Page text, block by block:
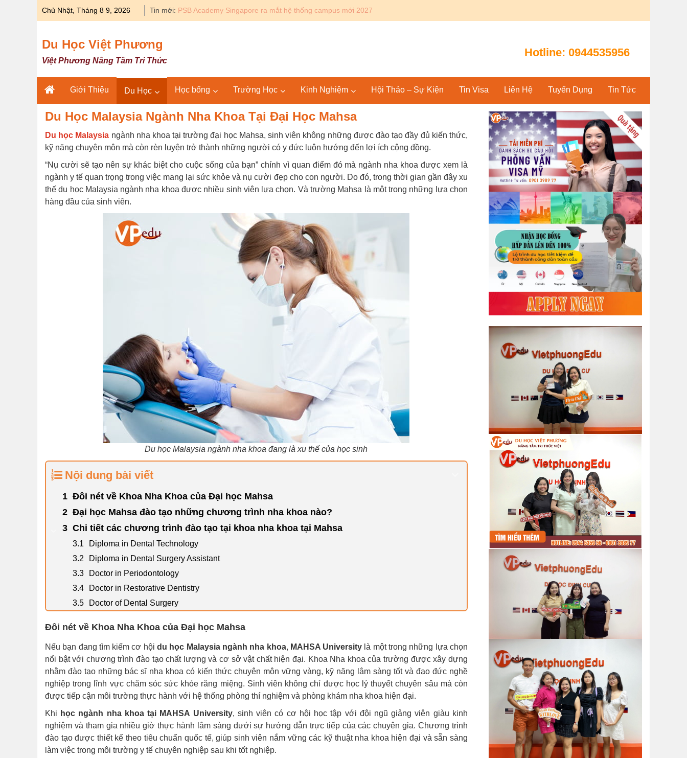
Chủ Nhật, Tháng 8 9, 2026 Tin mới: Du học Y khoa Canada: Lộ trình Bác sĩ 4+4 KPU – SGU tại Mỹ và quốc tế
Du Học Việt Phương
Việt Phương Nâng Tầm Tri Thức
Hotline: 0944535956
Giới Thiệu Du Học Học bổng Trường Học Kinh Nghiệm Hội Thảo – Sự Kiện Tin Visa Liên Hệ Tuyển Dụng Tin Tức
Du Học Malaysia Ngành Nha Khoa Tại Đại Học Mahsa
Du học Malaysia ngành nha khoa tại trường đại học Mahsa, sinh viên không những được đào tạo đầy đủ kiến thức,
kỹ năng chuyên môn mà còn rèn luyện trở thành những người có y đức luôn hướng đến lợi ích cộng đồng.
“Nụ cười sẽ tạo nên sự khác biệt cho cuộc sống của bạn” chính vì quan điểm đó mà ngành nha khoa được xem là
ngành y tế quan trọng trong việc mang lại sức khỏe và nụ cười đẹp cho con người. Do đó, trong thời gian gần đây xu
thế du học Malaysia ngành nha khoa được nhiều sinh viên lựa chọn. Và trường Mahsa là một trong những lựa chọn
hàng đầu của sinh viên.
Du học Malaysia ngành nha khoa đang là xu thế của học sinh
Nội dung bài viết
Đôi nét về Khoa Nha Khoa của Đại học Mahsa
Đại học Mahsa đào tạo những chương trình nha khoa nào?
Chi tiết các chương trình đào tạo tại khoa nha khoa tại Mahsa
Diploma in Dental Technology
Diploma in Dental Surgery Assistant
Doctor in Periodontology
Doctor in Restorative Dentistry
Doctor of Dental Surgery
Đôi nét về Khoa Nha Khoa của Đại học Mahsa
Nếu bạn đang tìm kiếm cơ hộidu học Malaysia ngành nha khoa, MAHSA University là một trong những lựa chọn
nổi bật với chương trình đào tạo chất lượng và cơ sở vật chất hiện đại. Khoa Nha khoa của trường được xây dựng
nhằm đào tạo những bác sĩ nha khoa có kiến thức chuyên môn vững vàng, kỹ năng lâm sàng tốt và đạo đức nghề
nghiệp trong lĩnh vực chăm sóc sức khỏe răng miệng. Sinh viên không chỉ được học lý thuyết chuyên sâu mà còn
được tiếp cận môi trường thực hành với hệ thống phòng thí nghiệm và phòng khám nha khoa hiện đại.
Khi học ngành nha khoa tại MAHSA University, sinh viên có cơ hội học tập với đội ngũ giảng viên giàu kinh
nghiệm và tham gia nhiều giờ thực hành lâm sàng dưới sự hướng dẫn trực tiếp của các chuyên gia. Chương trình
đào tạo được thiết kế theo tiêu chuẩn quốc tế, giúp sinh viên nắm vững các kỹ thuật nha khoa hiện đại và sẵn sàng
làm việc trong môi trường y tế chuyên nghiệp sau khi tốt nghiệp.